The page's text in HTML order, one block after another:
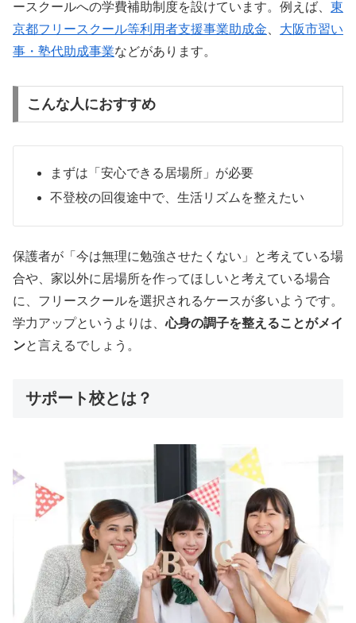
ースクールへの学費補助制度を設けています。例えば、 東
京都フリースクール等利用者支援事業助成金、 大阪市習い
事・塾代助成事業などがあります。
こんな人におすすめ
まずは「安心できる居場所」が必要
不登校の回復途中で、生活リズムを整えたい
保護者が「今は無理に勉強させたくない」と考えている場
合や、家以外に居場所を作ってほしいと考えている場合
に、フリースクールを選択されるケースが多いようです。
学力アップというよりは、心身の調子を整えることがメイ
ンと言えるでしょう。
サポート校とは？